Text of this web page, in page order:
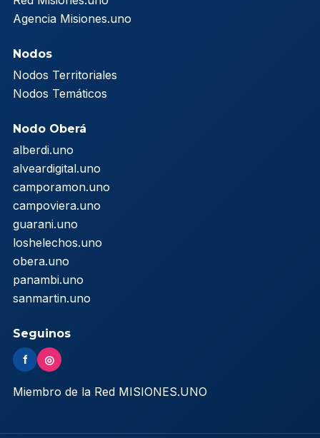
Agencia Misiones.uno
Nodos
Nodos Territoriales
Nodos Temáticos
Nodo Oberá
alberdi.uno
alveardigital.uno
camporamon.uno
campoviera.uno
guarani.uno
loshelechos.uno
obera.uno
panambi.uno
sanmartin.uno
Seguinos
f ◎
Miembro de la Red MISIONES.UNO